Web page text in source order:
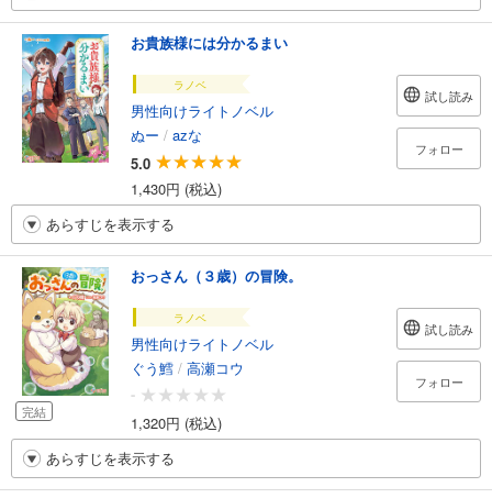
お貴族様には分かるまい
ラノベ
男性向けライトノベル
ぬー / azな
5.0
1,430円 (税込)
試し読み
フォロー
あらすじを表示する
完結
おっさん（３歳）の冒険。
ラノベ
男性向けライトノベル
ぐう鱈 / 高瀬コウ
-
1,320円 (税込)
試し読み
フォロー
あらすじを表示する